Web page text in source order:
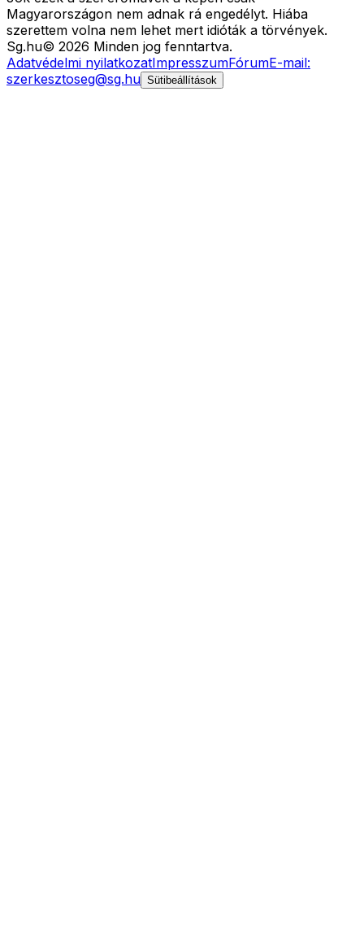
Magyarországon nem adnak rá engedélyt. Hiába
szerettem volna nem lehet mert idióták a törvények.
Sg.hu© 2026 Minden jog fenntartva.
Adatvédelmi nyilatkozatImpresszumFórumE-mail:
szerkesztoseg@sg.hu Sütibeállítások